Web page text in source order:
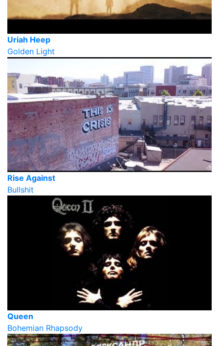
Uriah Heep
Golden Light
Rise Against
Bullshit
Queen
Bohemian Rhapsody